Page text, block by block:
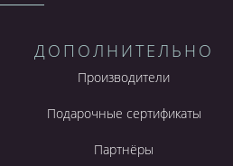
ДОПОЛНИТЕЛЬНО
Производители
Подарочные сертификаты
Партнёры